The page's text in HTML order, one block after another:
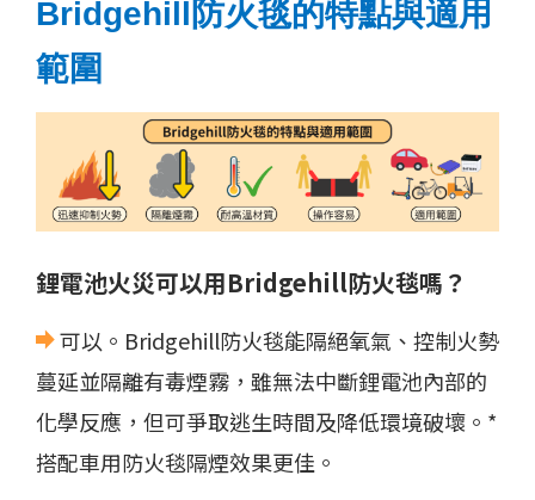
Bridgehill防火毯的特點與適用
範圍
鋰電池火災可以用Bridgehill防火毯嗎？
可以。Bridgehill防火毯能隔絕氧氣、控制火勢
蔓延並隔離有毒煙霧，雖無法中斷鋰電池內部的
化學反應，但可爭取逃生時間及降低環境破壞。*
搭配車用防火毯隔煙效果更佳。